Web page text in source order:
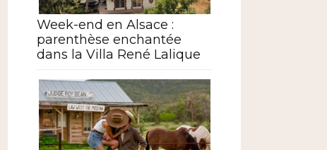
Week-end en Alsace :
parenthèse enchantée
dans la Villa René Lalique